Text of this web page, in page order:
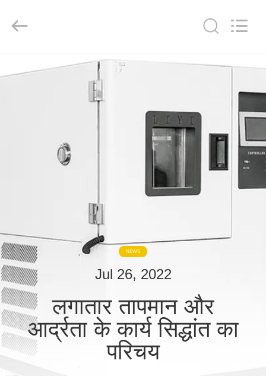
भ्रमण
गुणवत्ता
नियंत्रण
संपर्क
करें
Technology
Co.,
NEWS
Jul 26, 2022
लगातार तापमान और
आर्द्रता के कार्य सिद्धांत का
परिचय